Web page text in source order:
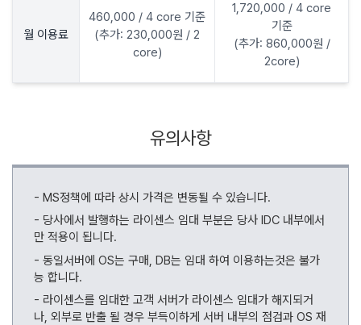
월 이용료
460,000 / 4 core 기준
(추가: 230,000원 / 2
core)
1,720,000 / 4 core
기준
(추가: 860,000원 /
2core)
유의사항
MS정책에 따라 상시 가격은 변동될 수 있습니다.
당사에서 발행하는 라이센스 임대 부분은 당사 IDC 내부에서
만 적용이 됩니다.
동일서버에 OS는 구매, DB는 임대 하여 이용하는것은 불가
능 합니다.
라이센스를 임대한 고객 서버가 라이센스 임대가 해지되거
나, 외부로 반출 될 경우 부득이하게 서버 내부의 점검과 OS 재